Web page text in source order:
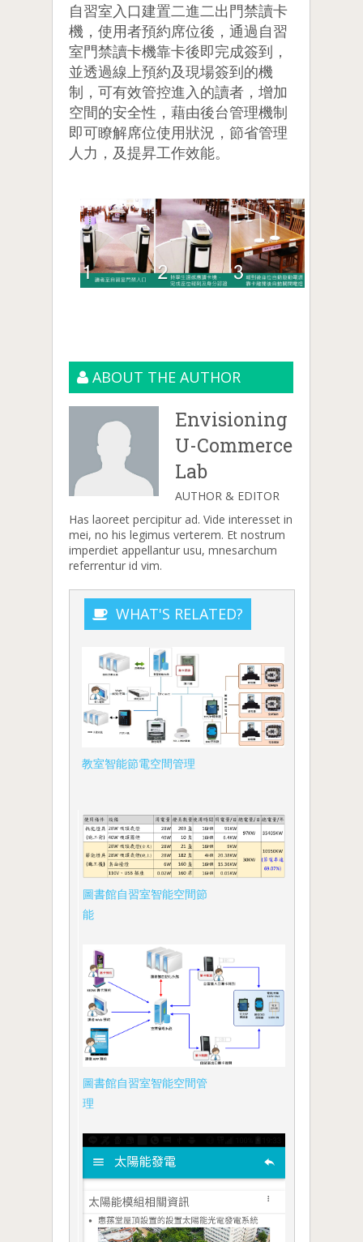
自習室入口建置二進二出門禁讀卡
機，使用者預約席位後，通過自習
室門禁讀卡機靠卡後即完成簽到，
並透過線上預約及現場簽到的機
制，可有效管控進入的讀者，增加
空間的安全性，藉由後台管理機制
即可瞭解席位使用狀況，節省管理
人力，及提昇工作效能。
ABOUT THE AUTHOR
Envisioning
U-Commerce
Lab
AUTHOR & EDITOR
Has laoreet percipitur ad. Vide interesset in
mei, no his legimus verterem. Et nostrum
imperdiet appellantur usu, mnesarchum
referrentur id vim.
WHAT'S RELATED?
教室智能節電空間管理
圖書館自習室智能空間節
能
圖書館自習室智能空間管
理